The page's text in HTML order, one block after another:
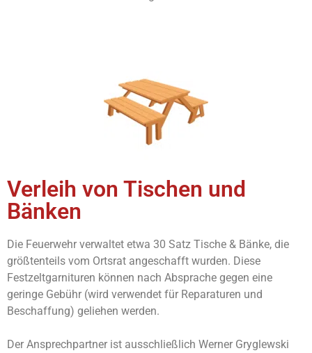
Verleih von Tischen und
Bänken
Die Feuerwehr verwaltet etwa 30 Satz Tische & Bänke, die
größtenteils vom Ortsrat angeschafft wurden. Diese
Festzeltgarnituren können nach Absprache gegen eine
geringe Gebühr (wird verwendet für Reparaturen und
Beschaffung) geliehen werden.
Der Ansprechpartner ist ausschließlich Werner Gryglewski